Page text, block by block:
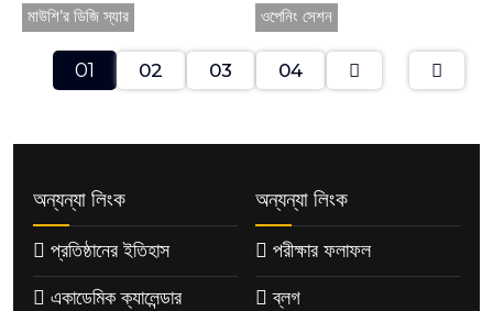
মাউশি’র ডিজি স্যার ওপেনিং সেশন
01 02 03 04
অন্যন্যা লিংক
প্রতিষ্ঠানের ইতিহাস
একাডেমিক ক্যালেন্ডার
অন্যন্যা লিংক
পরীক্ষার ফলাফল
ব্লগ